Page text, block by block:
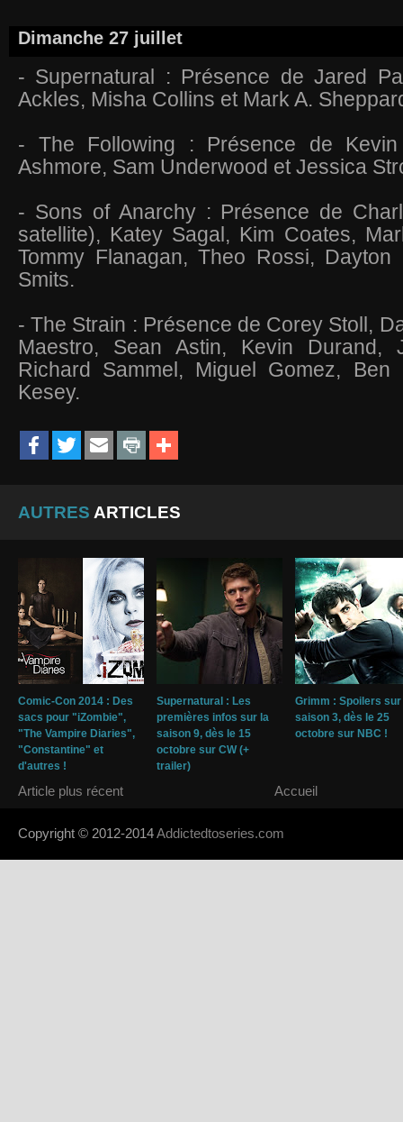
Dimanche 27 juillet
- Supernatural : Présence de Jared
Ackles, Misha Collins et Mark A.
- The Following : Présence de Kevin
Ashmore, Sam Underwood et Jessica
- Sons of Anarchy : Présence de
satellite), Katey Sagal, Kim Coates,
Tommy Flanagan, Theo Rossi,
Smits.
- The Strain : Présence de Corey Stoll,
Maestro, Sean Astin, Kevin Durand,
Richard Sammel, Miguel Gomez,
Kesey.
AUTRES ARTICLES
Comic-Con 2014 : Des
sacs pour "iZombie",
"The Vampire Diaries",
"Constantine" et
d'autres !
Supernatural : Les
premières infos sur la
saison 9, dès le 15
octobre sur CW (+
trailer)
Grimm : Spoilers sur
saison 3, dès le 25
octobre sur NBC !
Article plus récent Accueil
Copyright © 2012-2014Addictedtoseries.com